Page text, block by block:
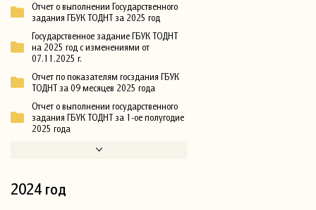
Отчет о выполнении Государственного
задания ГБУК ТОДНТ за 2025 год
Государственное задание ГБУК ТОДНТ
на 2025 год с изменениями от
07.11.2025 г.
Отчет по показателям госздания ГБУК
ТОДНТ за 09 месяцев 2025 года
Отчет о выполнении государственного
задания ГБУК ТОДНТ за 1-ое полугодие
2025 года
2024 год